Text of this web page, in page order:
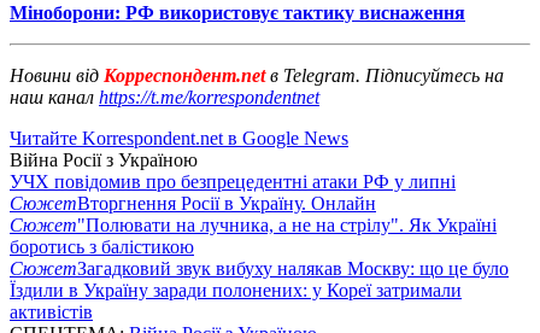
Міноборони: РФ використовує тактику виснаження
Новини від Корреспондент.netв Telegram. Підписуйтесь на
наш канал https://t.me/korrespondentnet
Читайте Korrespondent.net в Google News
Війна Росії з Україною
УЧХ повідомив про безпрецедентні атаки РФ у липні
СюжетВторгнення Росії в Україну. Онлайн
Сюжет"Полювати на лучника, а не на стрілу". Як Україні
боротись з балістикою
СюжетЗагадковий звук вибуху налякав Москву: що це було
Їздили в Україну заради полонених: у Кореї затримали
активістів